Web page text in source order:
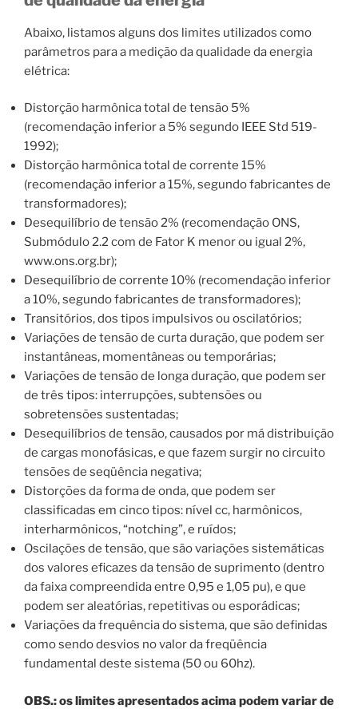
Abaixo, listamos alguns dos limites utilizados como
parâmetros para a medição da qualidade da energia
elétrica:
Distorção harmônica total de tensão 5%
(recomendação inferior a 5% segundo IEEE Std 519-
1992);
Distorção harmônica total de corrente 15%
(recomendação inferior a 15%, segundo fabricantes de
transformadores);
Desequilíbrio de tensão 2% (recomendação ONS,
Submódulo 2.2 com de Fator K menor ou igual 2%,
www.ons.org.br);
Desequilíbrio de corrente 10% (recomendação inferior
a 10%, segundo fabricantes de transformadores);
Transitórios, dos tipos impulsivos ou oscilatórios;
Variações de tensão de curta duração, que podem ser
instantâneas, momentâneas ou temporárias;
Variações de tensão de longa duração, que podem ser
de três tipos: interrupções, subtensões ou
sobretensões sustentadas;
Desequilíbrios de tensão, causados por má distribuição
de cargas monofásicas, e que fazem surgir no circuito
tensões de seqüência negativa;
Distorções da forma de onda, que podem ser
classificadas em cinco tipos: nível cc, harmônicos,
interharmônicos, “notching”, e ruídos;
Oscilações de tensão, que são variações sistemáticas
dos valores eficazes da tensão de suprimento (dentro
da faixa compreendida entre 0,95 e 1,05 pu), e que
podem ser aleatórias, repetitivas ou esporádicas;
Variações da frequência do sistema, que são definidas
como sendo desvios no valor da freqüência
fundamental deste sistema (50 ou 60hz).
OBS.: os limites apresentados acima podem variar de